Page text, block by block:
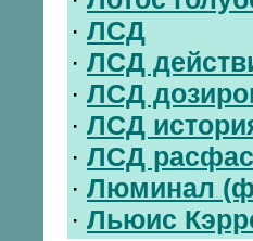
· ЛСД
· ЛСД
· ЛСД
· ЛСД
· ЛСД
· Люминал
· Льюис